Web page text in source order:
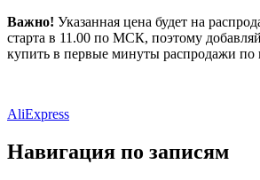
Важно! Указанная цена будет на
старта в 11.00 по МСК, поэтому
купить в первые минуты распродажи по
AliExpress
Навигация по записям